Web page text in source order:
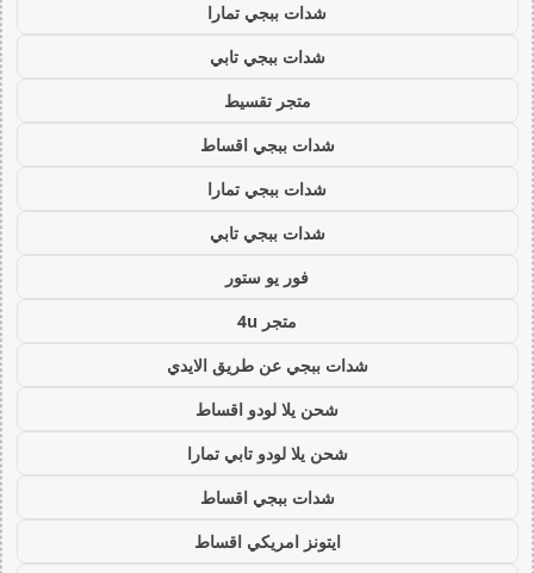
شدات ببجي تمارا
شدات ببجي تابي
متجر تقسيط
شدات ببجي اقساط
شدات ببجي تمارا
شدات ببجي تابي
فور يو ستور
متجر 4u
شدات ببجي عن طريق الايدي
شحن يلا لودو اقساط
شحن يلا لودو تابي تمارا
شدات ببجي اقساط
ايتونز امريكي اقساط